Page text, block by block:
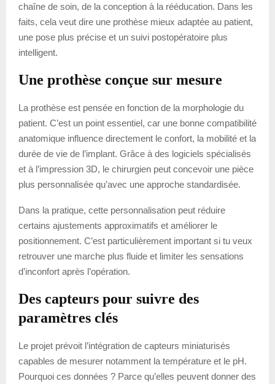
chaîne de soin, de la conception à la rééducation. Dans les
faits, cela veut dire une prothèse mieux adaptée au patient,
une pose plus précise et un suivi postopératoire plus
intelligent.
Une prothèse conçue sur mesure
La prothèse est pensée en fonction de la morphologie du
patient. C’est un point essentiel, car une bonne compatibilité
anatomique influence directement le confort, la mobilité et la
durée de vie de l’implant. Grâce à des logiciels spécialisés
et à l’impression 3D, le chirurgien peut concevoir une pièce
plus personnalisée qu’avec une approche standardisée.
Dans la pratique, cette personnalisation peut réduire
certains ajustements approximatifs et améliorer le
positionnement. C’est particulièrement important si tu veux
retrouver une marche plus fluide et limiter les sensations
d’inconfort après l’opération.
Des capteurs pour suivre des
paramètres clés
Le projet prévoit l’intégration de capteurs miniaturisés
capables de mesurer notamment la température et le pH.
Pourquoi ces données ? Parce qu’elles peuvent donner des